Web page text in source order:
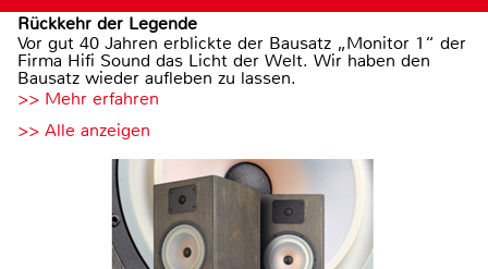
Rückkehr der Legende
Vor gut 40 Jahren erblickte der Bausatz „Monitor 1“ der
Firma Hifi Sound das Licht der Welt. Wir haben den
Bausatz wieder aufleben zu lassen.
>> Mehr erfahren
>> Alle anzeigen